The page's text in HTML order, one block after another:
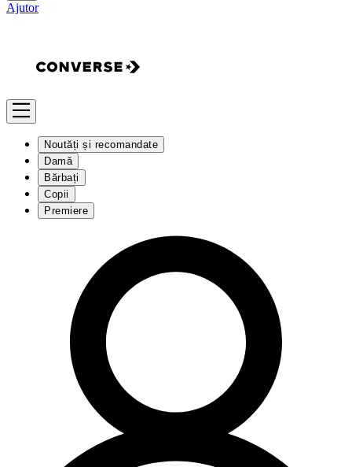
Ajutor
Noutăți și recomandate
Damă
Bărbați
Copii
Premiere